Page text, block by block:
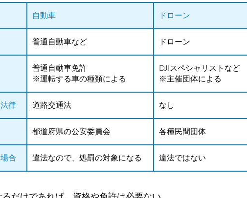
自動車 ドローン
普通自動車など ドローン
普通自動車免許
※運転する車の種類による
DJIスペシャリストなど
※主催団体による
律 道路交通法 なし
都道府県の公安委員会 各種民間団体
合 違法なので、処罰の対象になる 違法ではない